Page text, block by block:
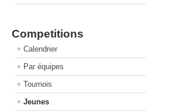
Competitions
Calendrier
Par équipes
Tournois
Jeunes